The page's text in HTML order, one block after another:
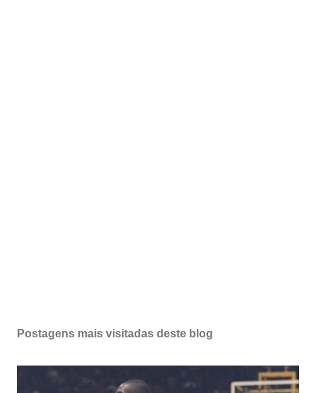
Postagens mais visitadas deste blog